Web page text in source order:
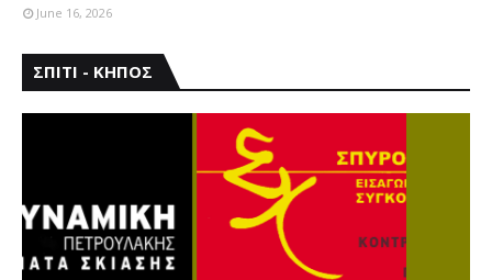
June 16, 2026
ΣΠΙΤΙ - ΚΗΠΟΣ